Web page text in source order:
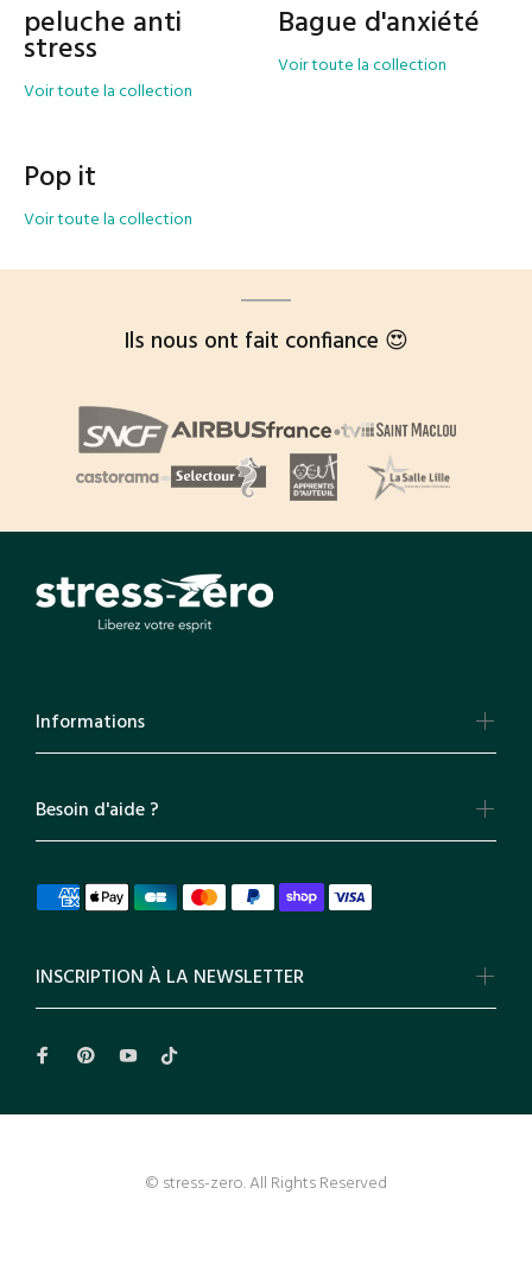
peluche anti
stress
Voir toute la collection
Bague d'anxiété
Voir toute la collection
Pop it
Voir toute la collection
Ils nous ont fait confiance 😍
Informations
Besoin d'aide ?
INSCRIPTION À LA NEWSLETTER
© stress-zero. All Rights Reserved